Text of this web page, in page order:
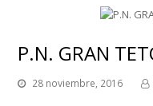
P.N. GRAN
28 noviembre, 2016